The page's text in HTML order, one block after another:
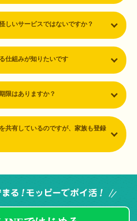
しいサービスではないですか？
仕組みが知りたいです
限はありますか？
共有しているのですが、家族も登録